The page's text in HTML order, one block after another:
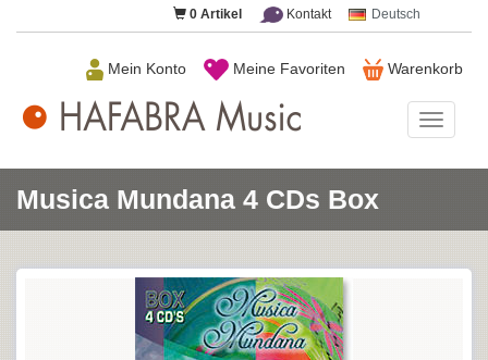
0 Artikel Kontakt Deutsch
Warenkorb
Meine Favoriten
Mein Konto
Music
Musica Mundana 4 CDs Box